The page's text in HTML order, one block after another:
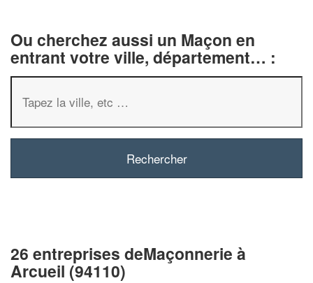
Ou cherchez aussi un Maçon en
entrant votre ville, département… :
26 entreprises deMaçonnerie à
Arcueil (94110)